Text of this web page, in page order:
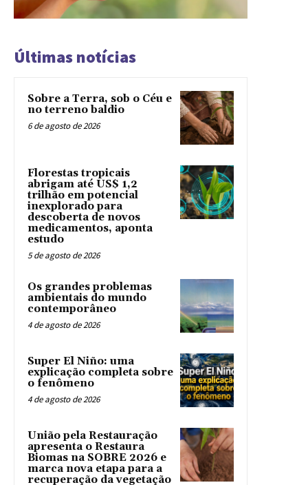
Últimas notícias
Sobre a Terra, sob o Céu e
no terreno baldio
6 de agosto de 2026
Florestas tropicais
abrigam até US$ 1,2
trilhão em potencial
inexplorado para
descoberta de novos
medicamentos, aponta
estudo
5 de agosto de 2026
Os grandes problemas
ambientais do mundo
contemporâneo
4 de agosto de 2026
Super El Niño: uma
explicação completa sobre
o fenômeno
4 de agosto de 2026
União pela Restauração
apresenta o Restaura
Biomas na SOBRE 2026 e
marca nova etapa para a
recuperação da vegetação